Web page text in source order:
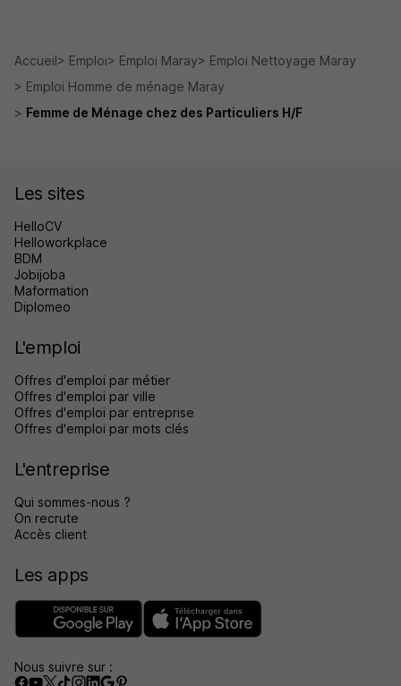
Accueil Emploi Emploi Maray
Emploi Nettoyage Maray
Emploi Homme de ménage Maray
Femme de Ménage chez des Particuliers H/F
Les sites
HelloCV
Helloworkplace
BDM
Jobijoba
Maformation
Diplomeo
L'emploi
Offres d'emploi par métier
Offres d'emploi par ville
Offres d'emploi par entreprise
Offres d'emploi par mots clés
L'entreprise
Qui sommes-nous ?
On recrute
Accès client
Les apps
Nous suivre sur :